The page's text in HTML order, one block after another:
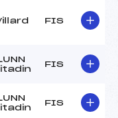
FIS
FIS
FIS